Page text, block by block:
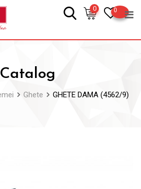
0
0
Catalog
Ghete GHETE DAMA (4562/9)